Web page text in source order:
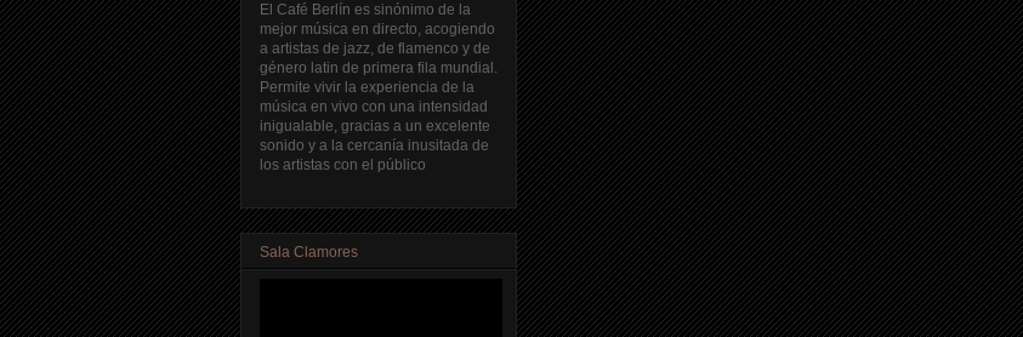
El Café Berlín es sinónimo de la
mejor música en directo, acogiendo
a artistas de jazz, de flamenco y de
género latin de primera fila mundial.
Permite vivir la experiencia de la
música en vivo con una intensidad
inigualable, gracias a un excelente
sonido y a la cercanía inusitada de
los artistas con el público
Sala Clamores